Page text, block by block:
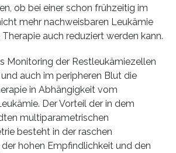
ob bei einer schon frühzeitig im
mehr nachweisbaren Leukämie
auch reduziert werden kann.
Monitoring der Restleukämiezellen
auch im peripheren Blut die
in Abhängigkeit vom
Der Vorteil der in dem
multiparametrischen
besteht in der raschen
hohen Empfindlichkeit und den